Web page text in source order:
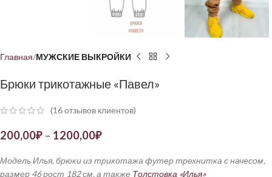
Главная МУЖСКИЕ ВЫКРОЙКИ
Брюки трикотажные «Павел»
(16отзывов клиентов)
200,00₽ – 1200,00₽
Модель Илья, брюки из трикотажа футер трехнитка с начесом,
размер 46 рост 182 см, а также Толстовка «Илья»